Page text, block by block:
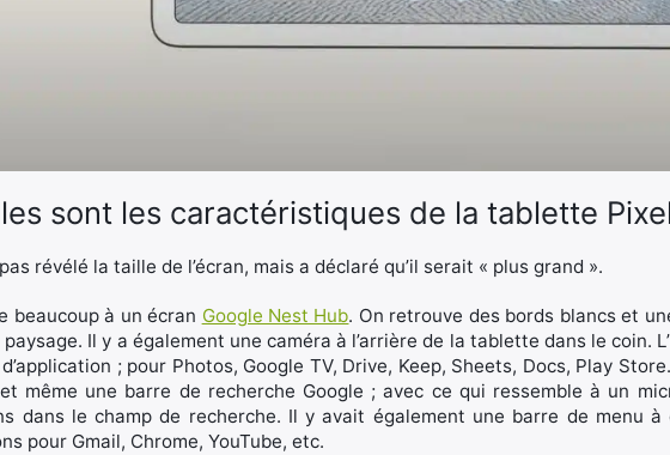
sont les caractéristiques de la tablette
pas révélé la taille de l’écran, mais a déclaré qu’il serait « plus grand ».
beaucoup à un écran Google Nest Hub. On retrouve des bords blancs et
Il y a également une caméra à l’arrière de la tablette dans le coin.
; pour Photos, Google TV, Drive, Keep, Sheets, Docs, Play
même une barre de recherche Google ; avec ce qui ressemble à un
dans le champ de recherche. Il y avait également une barre de menu
pour Gmail, Chrome, YouTube, etc.